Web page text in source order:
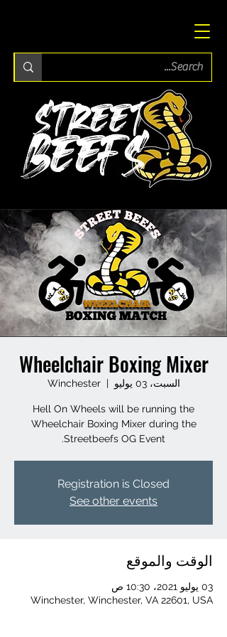
Wheelchair Boxing Mixer
السبت، 03 يوليو
  |
Winchester
Hell On Wheels will be running the
Wheelchair Boxing Mixer during the
Streetbeefs OG Event.
Registration is Closed
See other events
الوقت والموقع
03 يوليو 2021، 10:30 ص
Winchester, Winchester, VA 22601, USA